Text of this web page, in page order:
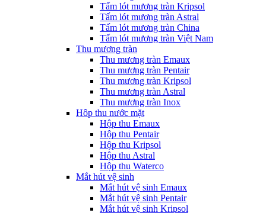
Tấm lót mương tràn Kripsol
Tấm lót mương tràn Astral
Tấm lót mương tràn China
Tấm lót mương tràn Việt Nam
Thu mương tràn
Thu mương tràn Emaux
Thu mương tràn Pentair
Thu mương tràn Kripsol
Thu mương tràn Astral
Thu mương tràn Inox
Hôp thu nước mặt
Hộp thu Emaux
Hộp thu Pentair
Hộp thu Kripsol
Hộp thu Astral
Hộp thu Waterco
Mắt hút vệ sinh
Mắt hút vệ sinh Emaux
Mắt hút vệ sinh Pentair
Mắt hút vệ sinh Kripsol